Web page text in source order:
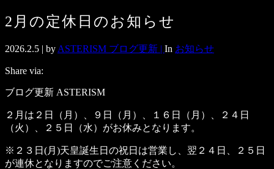
2月の定休日のお知らせ
2026.2.5 | by ASTERISM ブログ更新 | In お知らせ
Share via:
ブログ更新 ASTERISM
２月は２日（月）、９日（月）、１６日（月）、２４日
（火）、２５日（水）がお休みとなります。
※２３日(月)天皇誕生日の祝日は営業し、翌２４日、２５日
が連休となりますのでご注意ください。